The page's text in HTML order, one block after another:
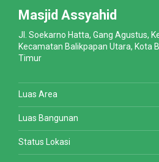
Masjid Assyahid
Jl. Soekarno Hatta, Gang Agustus,
Kecamatan Balikpapan Utara, Kota
Timur
Luas Area
Luas Bangunan
Status Lokasi